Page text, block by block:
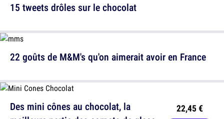
15 tweets drôles sur le chocolat
Des mini cônes au chocolat, la
22,45 €
22 goûts de M&M's qu'on aimerait avoir en France